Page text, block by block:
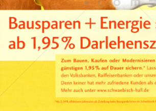
Bausparkasse Schwäbisch Hall AG